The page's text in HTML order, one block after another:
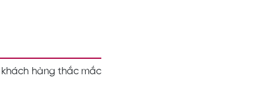
hàng thắc mắc